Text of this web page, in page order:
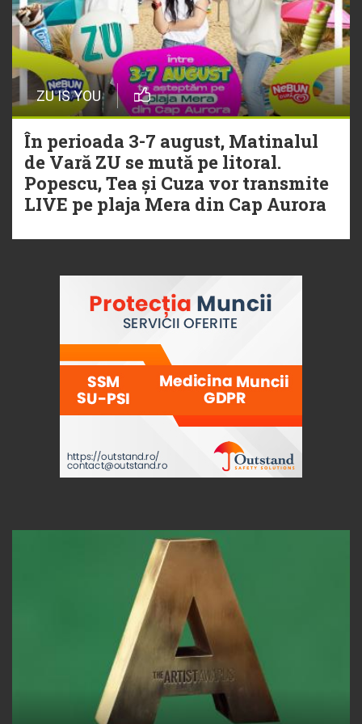
ZU IS YOU
În perioada 3-7 august, Matinalul
de Vară ZU se mută pe litoral.
Popescu, Tea și Cuza vor transmite
LIVE pe plaja Mera din Cap Aurora